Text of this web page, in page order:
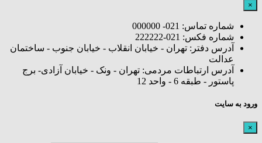
×
شماره تماس: 021- 000000
شماره فکس: 021-222222
آدرس دفتر: تهران - خیابان انقلاب - خیابان جنوب - ساختمان
عدالت
آدرس ارتباطات مردمی: تهران - ونک - خیابان آزادی- برج
پاستور - طبقه 6 - واحد 12
ورود به سایت
×